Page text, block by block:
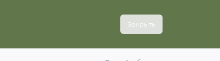
Закрыть